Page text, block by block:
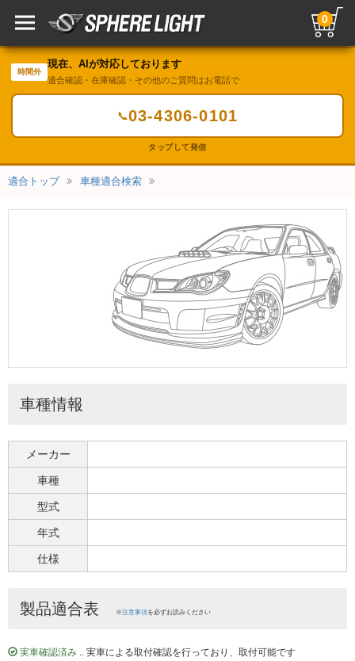
0
時間外
現在、AIが対応しております
適合確認・在庫確認・その他のご質問はお電話で
📞03-4306-0101
タップして発信
適合トップ 車種適合検索
車種情報
メーカー
車種
型式
年式
仕様
製品適合表 ※注意事項を必ずお読みください
実車確認済み .. 実車による取付確認を行っており、取付可能です